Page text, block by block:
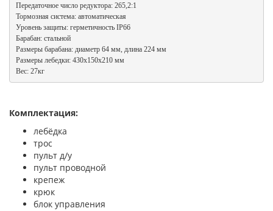
Передаточное число редуктора: 265,2:1
Тормозная система: автоматическая
Уровень защиты: герметичность IP66
Барабан: стальной
Размеры барабана: диаметр 64 мм, длина 224 мм
Размеры лебедки: 430x150x210 мм
Вес: 27кг
Комплектация:
лебёдка
трос
пульт д/у
пульт проводной
крепеж
крюк
блок управления